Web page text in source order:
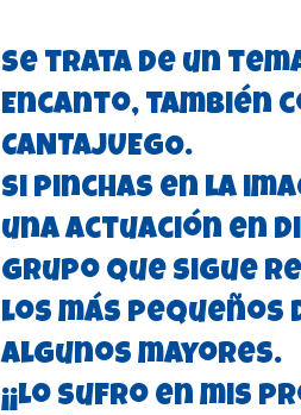
Se trata de un
Encanto, también
CANTAJUEGO.
Si pinchas en la
una actuación en
grupo que sigue
los más pequeños
algunos mayores.
¡¡Lo sufro en mis